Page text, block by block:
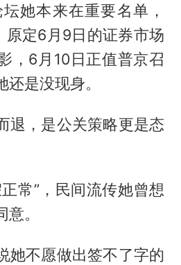
她本来在重要名单，
原定6月9日的证券市场
，6月10日正值普京召
是没现身。
退，是公关策略更是态
常”，民间流传她曾想
。
她不愿做出签不了字的